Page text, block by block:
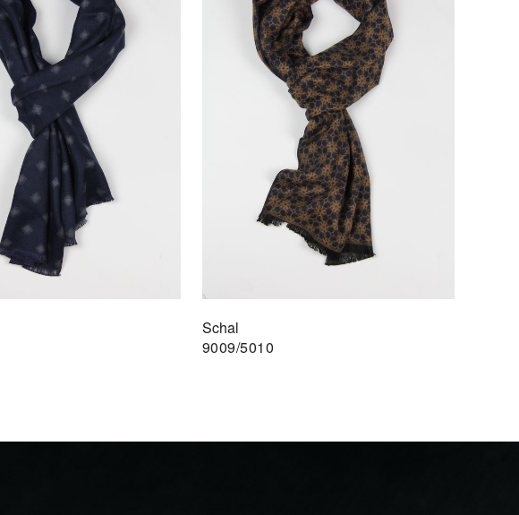
Krawatte
9009/2004
Für den feinen Anlass oder als Business-Ergänzung zu
formellen Anzügen zeigen sich die stilvollen Krawatten von
Davids Mode. Krawatten in anspruchsvoller Qualität aus
reiner Seide oder Mischgewebe. Real Guys wear Ties!
AUF DEN MERKZETTEL
Schal
9009/5010